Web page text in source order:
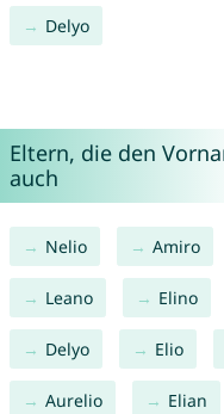
Delyo
Eltern, die den
auch
Nelio Amiro
Leano Elino
Delyo Elio
Aurelio Elian